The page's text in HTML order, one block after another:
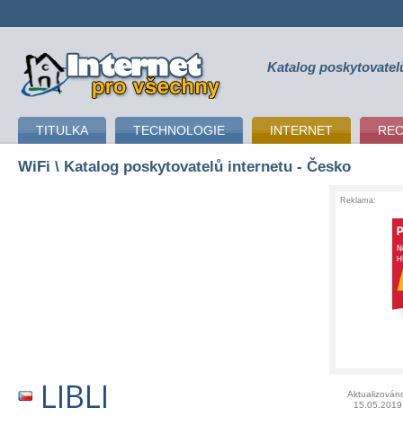
připojení k internetu Katalog
TITULKA TECHNOLOGIE INTERNET
WiFi \ Katalog poskytovatelů internetu - Česko
Reklama:
LIBLI
15.05.2019